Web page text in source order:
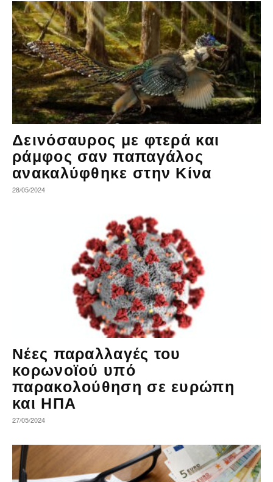
Δεινόσαυρος με φτερά και
ράμφος σαν παπαγάλος
ανακαλύφθηκε στην Κίνα
28/05/2024
Νέες παραλλαγές του
κορωνοϊού υπό
παρακολούθηση σε ευρώπη
και ΗΠΑ
27/05/2024